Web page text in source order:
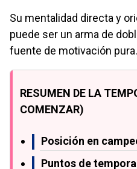
Su mentalidad directa y
puede ser un arma de
fuente de motivación pura.
RESUMEN DE LA
COMENZAR)
Posición en
Puntos de